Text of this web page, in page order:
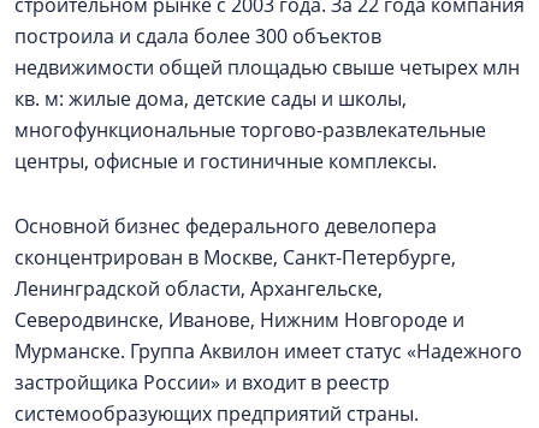
построила и сдала более 300 объектов
недвижимости общей площадью свыше четырех млн
кв. м: жилые дома, детские сады и школы,
многофункциональные торгово-развлекательные
центры, офисные и гостиничные комплексы.
Основной бизнес федерального девелопера
сконцентрирован в Москве, Санкт-Петербурге,
Ленинградской области, Архангельске,
Северодвинске, Иванове, Нижним Новгороде и
Мурманске. Группа Аквилон имеет статус «Надежного
застройщика России» и входит в реестр
системообразующих предприятий страны.